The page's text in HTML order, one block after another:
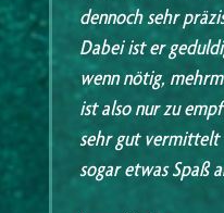
dennoch sehr
Dabei ist er
wenn nötig,
ist also nur zu
sehr gut vermittelt
sogar etwas Spaß